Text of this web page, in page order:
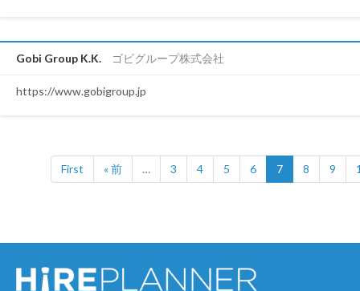
Gobi Group K.K. ゴビグループ株式会社
https://www.gobigroup.jp
First « 前 … 3 4 5 6 7 8 9